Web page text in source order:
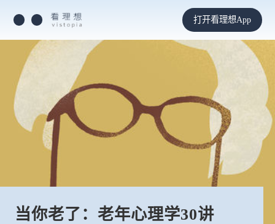
打开看理想App
当你老了：老年心理学30讲